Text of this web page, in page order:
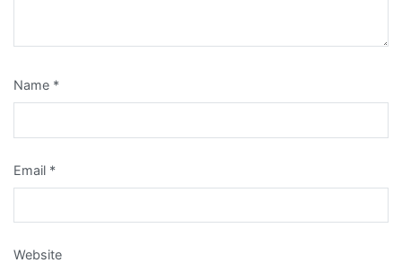
Name *
Email *
Website